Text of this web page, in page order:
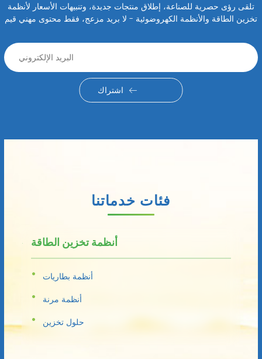
تلقى رؤى حصرية للصناعة، إطلاق منتجات جديدة، وتنبيهات الأسعار لأنظمة
تخزين الطاقة والأنظمة الكهروضوئية - لا بريد مزعج، فقط محتوى مهني قيم
اشتراك
فئات خدماتنا
أنظمة تخزين الطاقة
أنظمة بطاريات
أنظمة مرنة
حلول تخزين